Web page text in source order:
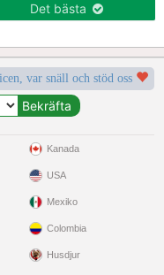
Det bästa
var snäll och stöd oss
Kanada
USA
Mexiko
Colombia
Husdjur